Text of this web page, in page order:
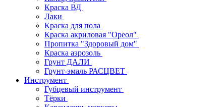
Краска ВД
Лаки
Краска для пола
Краска акриловая "Ореол"
Пропитка "Здоровый дом"
Краска аэрозоль
Грунт ДАЛИ
Грунт-эмаль РАСЦВЕТ
Инструмент
Губцевый инструмент
Тёрки